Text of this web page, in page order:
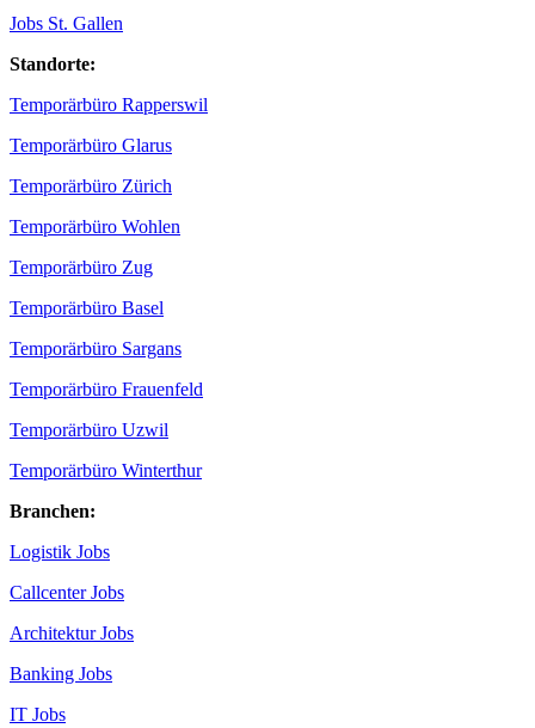
Jobs St. Gallen
Standorte:
Temporärbüro Rapperswil
Temporärbüro Glarus
Temporärbüro Zürich
Temporärbüro Wohlen
Temporärbüro Zug
Temporärbüro Basel
Temporärbüro Sargans
Temporärbüro Frauenfeld
Temporärbüro Uzwil
Temporärbüro Winterthur
Branchen:
Logistik Jobs
Callcenter Jobs
Architektur Jobs
Banking Jobs
IT Jobs